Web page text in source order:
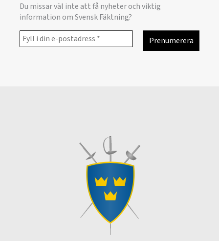
Du missar väl inte att få nyheter och viktig
information om Svensk Fäktning?